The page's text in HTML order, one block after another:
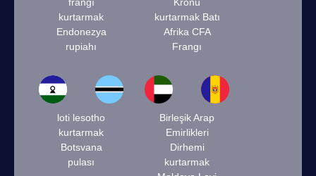
kurtarmak
Endonezya
rupiahı
kurtarmak Batı
Afrika CFA
Frangı
loti lesotho
kurtarmak
Botsvana
pulası
Birleşik Arap
Emirlikleri
Dirhemi
kurtarmak